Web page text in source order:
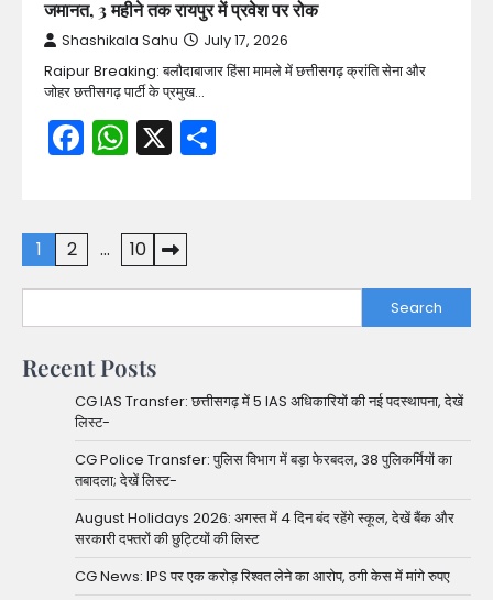
जमानत, 3 महीने तक रायपुर में प्रवेश पर रोक
Shashikala Sahu July 17, 2026
Raipur Breaking: बलौदाबाजार हिंसा मामले में छत्तीसगढ़ क्रांति सेना और
जोहर छत्तीसगढ़ पार्टी के प्रमुख…
Facebook
WhatsApp
X
Posts
pagination
1 2 … 10
Search
Recent Posts
CG IAS Transfer: छत्तीसगढ़ में 5 IAS अधिकारियों की नई पदस्थापना, देखें
लिस्ट-
CG Police Transfer: पुलिस विभाग में बड़ा फेरबदल, 38 पुलिकर्मियों का
तबादला; देखें लिस्ट-
August Holidays 2026: अगस्त में 4 दिन बंद रहेंगे स्कूल, देखें बैंक और
सरकारी दफ्तरों की छुट्टियों की लिस्ट
CG News: IPS पर एक करोड़ रिश्वत लेने का आरोप, ठगी केस में मांगे रुपए